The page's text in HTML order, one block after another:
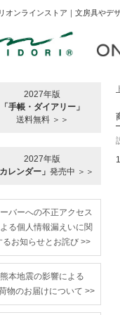
オンラインストア｜文房具やデ
2027年版
「手帳・ダイアリー」
送料無料 ＞＞
2027年版
カレンダー」 発売中 ＞＞
バーへの不正アクセス
る個人情報漏えいに関
るお知らせとお詫び >>
熊本地震の影響による
物のお届けについて >>